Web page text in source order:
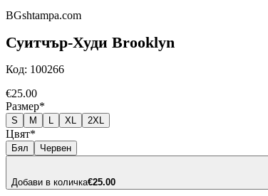
BGshtampa.com
Суитчър-Худи Brooklyn
Код: 100266
€25.00
Размер*
S M L XL 2XL
Цвят*
Бял Червен
Добави в количка€25.00